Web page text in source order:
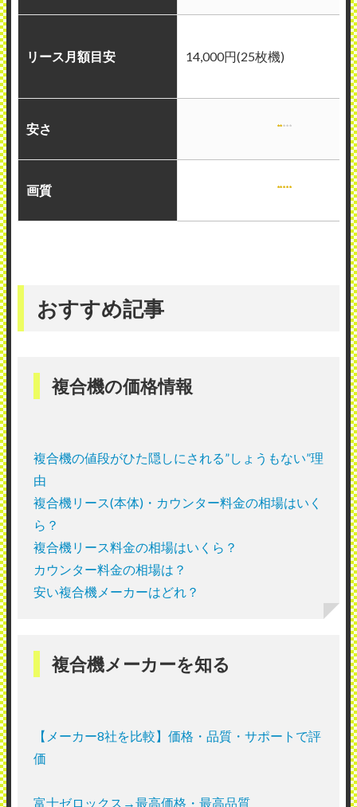
リース月額目安 14,000円(25枚機)
安さ
画質
おすすめ記事
複合機の価格情報
複合機の値段がひた隠しにされる”しょうもない”理
由
複合機リース(本体)・カウンター料金の相場はいく
ら？
複合機リース料金の相場はいくら？
カウンター料金の相場は？
安い複合機メーカーはどれ？
複合機メーカーを知る
【メーカー8社を比較】価格・品質・サポートで評
価
富士ゼロックス→最高価格・最高品質